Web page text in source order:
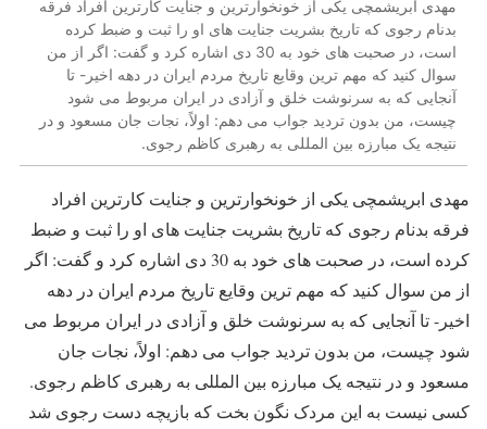
مهدی ابریشمچی یکی از خونخوارترین و جنایت کارترین افراد فرقه
بدنام رجوی که تاریخ بشریت جنایت های او را ثبت و ضبط کرده
است، در صحبت های خود به 30 دی اشاره کرد و گفت: اگر از من
سوال کنید که مهم ترین وقایع تاریخ مردم ایران در دهه اخیر- تا
آنجایی که به سرنوشت خلق و آزادی در ایران مربوط می شود
چیست، من بدون تردید جواب می دهم: اولاً، نجات جان مسعود و در
نتیجه یک مبارزه بین المللی به رهبری کاظم رجوی.
مهدی ابریشمچی یکی از خونخوارترین و جنایت کارترین افراد
فرقه بدنام رجوی که تاریخ بشریت جنایت های او را ثبت و ضبط
کرده است، در صحبت های خود به 30 دی اشاره کرد و گفت: اگر
از من سوال کنید که مهم ترین وقایع تاریخ مردم ایران در دهه
اخیر- تا آنجایی که به سرنوشت خلق و آزادی در ایران مربوط می
شود چیست، من بدون تردید جواب می دهم: اولاً، نجات جان
مسعود و در نتیجه یک مبارزه بین المللی به رهبری کاظم رجوی.
کسی نیست به این مردک نگون بخت که بازیچه دست رجوی شد